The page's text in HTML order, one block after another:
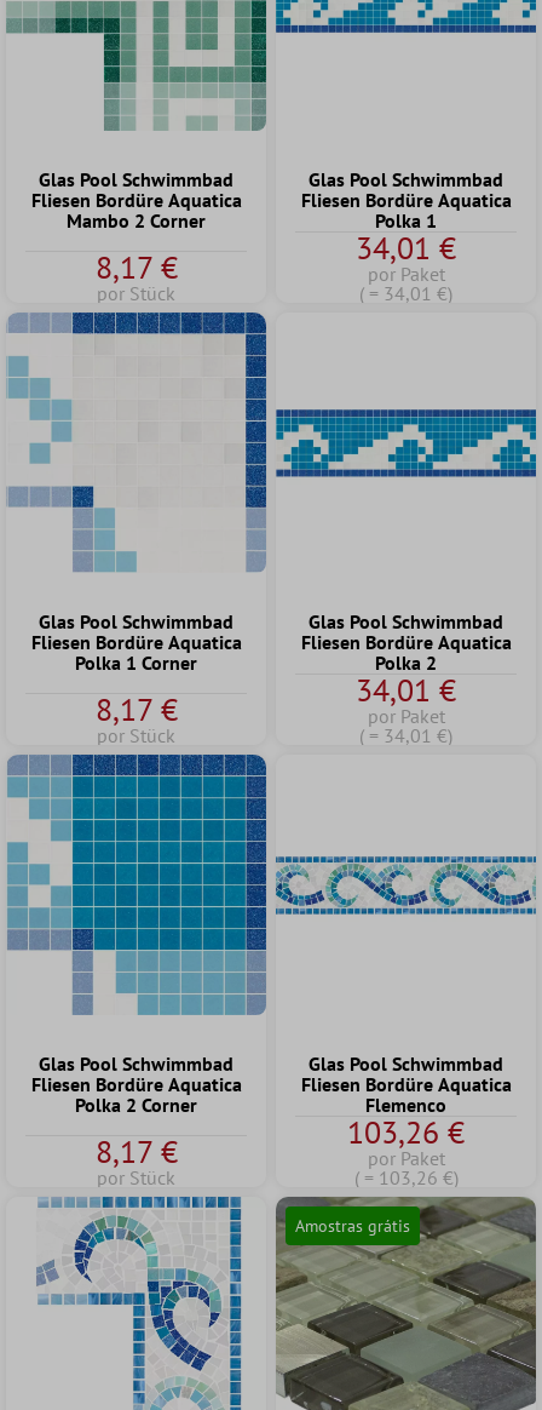
Glas Pool Schwimmbad
Fliesen Bordüre Aquatica
Mambo 2 Corner
8,17 €
por Stück
Glas Pool Schwimmbad
Fliesen Bordüre Aquatica
Polka 1
34,01 €
por Paket
( = 34,01 €)
Glas Pool Schwimmbad
Fliesen Bordüre Aquatica
Polka 1 Corner
8,17 €
por Stück
Glas Pool Schwimmbad
Fliesen Bordüre Aquatica
Polka 2
34,01 €
por Paket
( = 34,01 €)
Glas Pool Schwimmbad
Fliesen Bordüre Aquatica
Polka 2 Corner
8,17 €
por Stück
Glas Pool Schwimmbad
Fliesen Bordüre Aquatica
Flemenco
103,26 €
por Paket
( = 103,26 €)
Amostras grátis